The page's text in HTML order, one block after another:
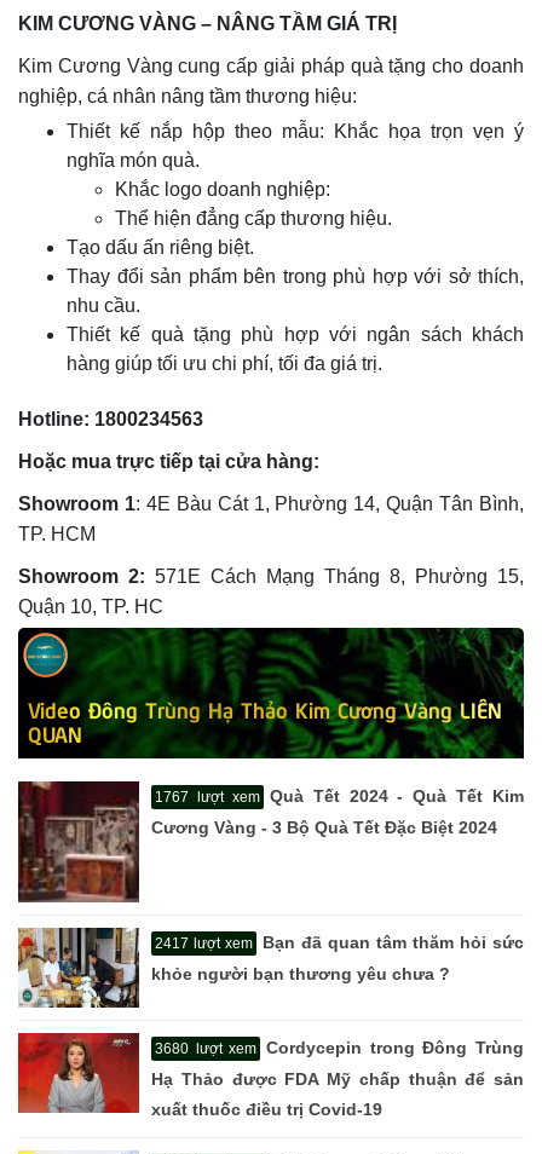
KIM CƯƠNG VÀNG – NÂNG TẦM GIÁ TRỊ
Kim Cương Vàng cung cấp giải pháp quà tặng cho doanh
nghiệp, cá nhân nâng tầm thương hiệu:
Thiết kế nắp hộp theo mẫu: Khắc họa trọn vẹn ý
nghĩa món quà.
Khắc logo doanh nghiệp:
Thể hiện đẳng cấp thương hiệu.
Tạo dấu ấn riêng biệt.
Thay đổi sản phẩm bên trong phù hợp với sở thích,
nhu cầu.
Thiết kế quà tặng phù hợp với ngân sách khách
hàng giúp tối ưu chi phí, tối đa giá trị.
Hotline: 1800234563
Hoặc mua trực tiếp tại cửa hàng:
Showroom 1: 4E Bàu Cát 1, Phường 14, Quận Tân Bình,
TP. HCM
Showroom 2: 571E Cách Mạng Tháng 8, Phường 15,
Quận 10, TP. HC
Video Đông Trùng Hạ Thảo Kim Cương Vàng LIÊN
QUAN
1767 lượt xem Quà Tết 2024 - Quà Tết Kim
Cương Vàng - 3 Bộ Quà Tết Đặc Biệt 2024
2417 lượt xem
Bạn đã quan tâm thăm hỏi sức
khỏe người bạn thương yêu chưa ?
3680 lượt xem Cordycepin trong Đông Trùng
Hạ Thảo được FDA Mỹ chấp thuận để sản
xuất thuốc điều trị Covid-19